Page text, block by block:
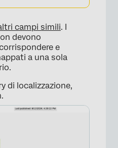
×
campi simili. I
devono
e
a una sola
di localizzazione,